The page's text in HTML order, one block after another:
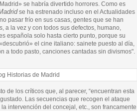
se habría divertido horrores. Como es
se ha estrenado incluso en el Actualidades
pasar frío en sus casas, gentes que se han
a la vez y con todos sus defectos, humano,
española solo hasta cierto punto, porque su
el cine italiano: sainete puesto al día,
a todo pasto, canciones cantadas sin divismos".
de los críticos que, al parecer, “encuentran esta
Las secuencias que recogen el ataque
intervención del concejal, etc., son francamente